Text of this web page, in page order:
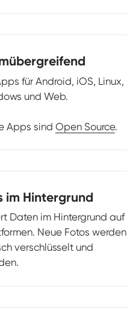
für Android, iOS, Linux,
und Web.
Apps sind Open Source.
im Hintergrund
Daten im Hintergrund auf
Neue Fotos werden
verschlüsselt und